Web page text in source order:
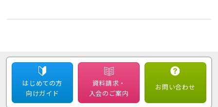
はじめての方
向けガイド
資料請求・
入会のご案内
お問い合わせ